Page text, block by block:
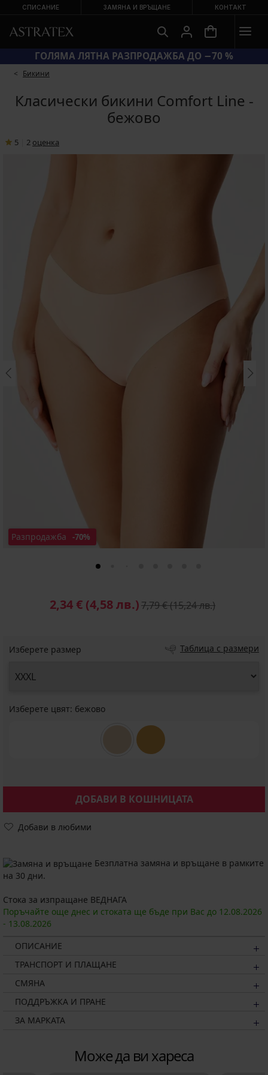
СПИСАНИЕ ЗАМЯНА И ВРЪЩАНЕ КОНТАКТ
КОД SUN20 = ЕКСТРА −20 % НА НАМАЛЕНИ БАНСКИ
Бикини
Класически бикини Comfort Line -
бежово
5 2 oценка
Разпродажба -70%
2,34 € (4,58 лв.)7,79 €(15,24 лв.)
Изберете размер Таблица с размери
Изберете цвят: бежово
ДОБАВИ В КОШНИЦАТА
Добави в любими
Безплатна замяна и връщане в рамките
на 30 дни.
Стока за изпращане ВЕДНАГА
Поръчайте още днес и стоката ще бъде при Вас до 12.08.2026
- 13.08.2026
ОПИСАНИЕ
ТРАНСПОРТ И ПЛАЩАНЕ
СМЯНА
ПОДДРЪЖКА И ПРАНЕ
ЗА МАРКАТА
Може да ви хареса